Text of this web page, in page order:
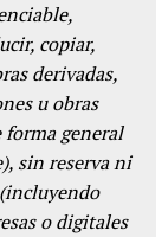
copiar,
derivadas,
u obras
general
sin reserva ni
o digitales